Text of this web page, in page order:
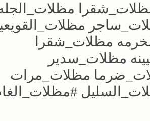
مظلات_شقرا
مظلات_سدير
مظلات_مرات